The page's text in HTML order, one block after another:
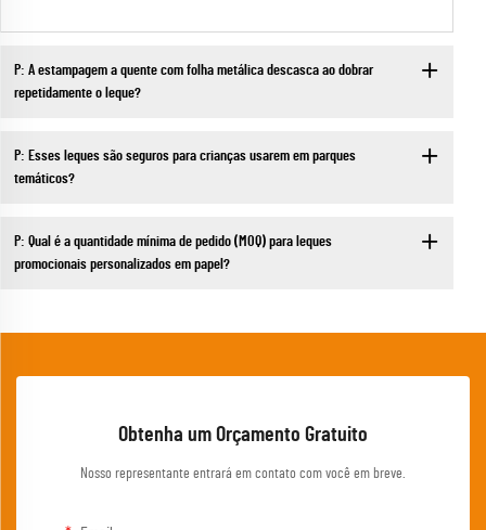
P: A estampagem a quente com folha metálica descasca ao dobrar
repetidamente o leque?
P: Esses leques são seguros para crianças usarem em parques
temáticos?
P: Qual é a quantidade mínima de pedido (MOQ) para leques
promocionais personalizados em papel?
Obtenha um Orçamento Gratuito
Nosso representante entrará em contato com você em breve.